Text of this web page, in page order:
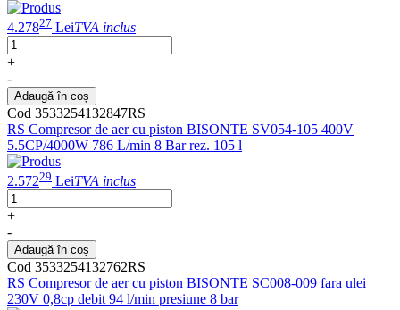
4.27827 LeiTVA inclus
+
-
Adaugă în coș
Cod 3533254132847RS
RS Compresor de aer cu piston BISONTE SV054-105 400V
5.5CP/4000W 786 L/min 8 Bar rez. 105 l
2.57229 LeiTVA inclus
+
-
Adaugă în coș
Cod 3533254132762RS
RS Compresor de aer cu piston BISONTE SC008-009 fara ulei
230V 0,8cp debit 94 l/min presiune 8 bar